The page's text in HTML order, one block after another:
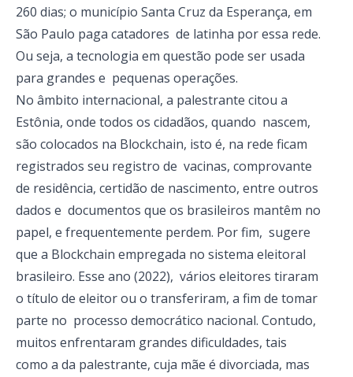
260 dias; o município Santa Cruz da Esperança, em
São Paulo paga catadores de latinha por essa rede.
Ou seja, a tecnologia em questão pode ser usada
para grandes e pequenas operações.
No âmbito internacional, a palestrante citou a
Estônia, onde todos os cidadãos, quando nascem,
são colocados na Blockchain, isto é, na rede ficam
registrados seu registro de vacinas, comprovante
de residência, certidão de nascimento, entre outros
dados e documentos que os brasileiros mantêm no
papel, e frequentemente perdem. Por fim, sugere
que a Blockchain empregada no sistema eleitoral
brasileiro. Esse ano (2022), vários eleitores tiraram
o título de eleitor ou o transferiram, a fim de tomar
parte no processo democrático nacional. Contudo,
muitos enfrentaram grandes dificuldades, tais
como a da palestrante, cuja mãe é divorciada, mas